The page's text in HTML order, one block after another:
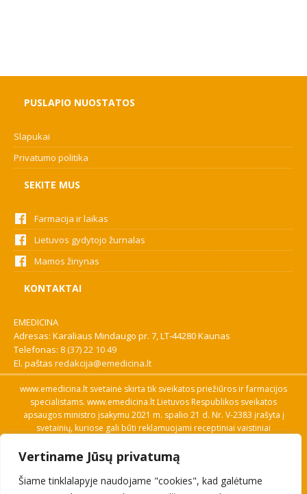
Vertiname Jūsų privatumą
Šiame tinklalapyje naudojame "cookies", kad galėtume
PUSLAPIO NUOSTATOS
Slapukai
Privatumo politika
SEKITE MUS
Farmacija ir laikas
Lietuvos gydytojo žurnalas
Mamos žinynas
KONTAKTAI
EMEDICINA
Adresas: Karaliaus Mindaugo pr. 7, LT-44280 Kaunas
Telefonas: 8 (37) 22 10 49
El. paštas redakcija@emedicina.lt
www.emedicina.lt svetainė skirta tik sveikatos priežiūros ir farmacijos
specialistams. www.emedicina.lt Lietuvos Respublikos sveikatos
apsaugos ministro įsakymu 2021 m. spalio 21 d. Nr. V-2383 įrašyta į
svetainių, kuriose gali būti reklamuojami receptiniai vaistiniai
savo profesinę kvalifikaciją. Naudingos nuorodos: Vaistų ir medicinos
pagalbos priemonių kainų paieška, VVKT tinklalapis, Sveikatos
priežiūros ar farmacijos specialisto pranešimo apie įtariamą